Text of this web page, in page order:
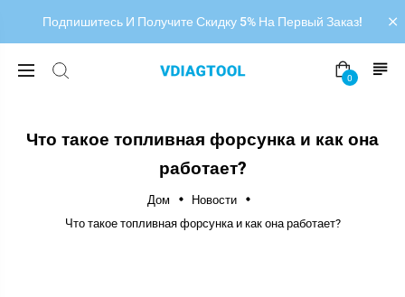
Подпишитесь И Получите Скидку 5% На Первый Заказ!
0
Что такое топливная форсунка и как она
работает?
Дом
Новости
Что такое топливная форсунка и как она работает?